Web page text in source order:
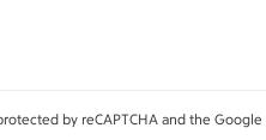
by reCAPTCHA and the Google